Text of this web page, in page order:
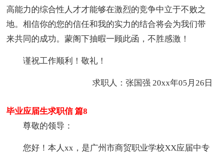
高能力的综合性人才才能够在激烈的竞争中立于不败之
地。相信你的您的信任和我的实力的结合将会为我们带
来共同的成功。蒙阁下抽暇一顾此函，不胜感激！
谨祝工作顺利！敬礼！
求职人：张国强 20xx年05月26日
毕业应届生求职信 篇8
尊敬的领导：
您好！本人xx，是广州市商贸职业学校XX应届中专